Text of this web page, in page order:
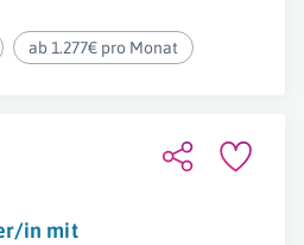
ab 1.277€ pro Monat
in mit